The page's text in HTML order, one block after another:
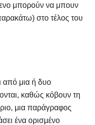
μπορούν να μπουν
στο τέλος του
από μια ή δυο
καθώς κόβουν τη
μια παράγραφος
ένα ορισμένο